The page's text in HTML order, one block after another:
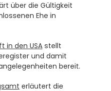
über die Gültigkeit
Ehe in
in den USA stellt
und damit
bereit.
erläutert die